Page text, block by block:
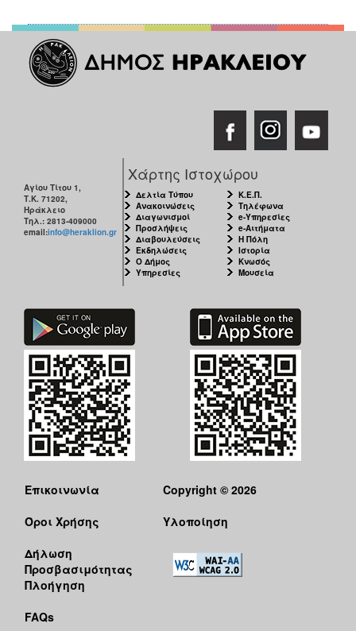
Αγίου Τίτου 1,
Τ.Κ. 71202,
Ηράκλειο
Τηλ.: 2813-409000
email:info@heraklion.gr
Χάρτης Ιστοχώρου
Δελτία Τύπου
Ανακοινώσεις
Διαγωνισμοί
Προσλήψεις
Διαβουλεύσεις
Εκδηλώσεις
Ο Δήμος
Υπηρεσίες
Κ.Ε.Π.
Τηλέφωνα
e-Υπηρεσίες
e-Αιτήματα
Η Πόλη
Ιστορία
Κνωσός
Μουσεία
Επικοινωνία
Όροι Χρήσης
Δήλωση
Προσβασιμότητας
Πλοήγηση
FAQs
Copyright © 2026
Υλοποίηση